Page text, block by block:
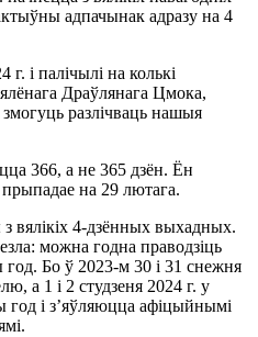
адпачынак адразу на 4
і палічылі на колькі
Драўлянага Цмока,
разлічваць нашыя
366, а не 365 дзён. Ён
на 29 лютага.
вялікіх 4-дзённых выхадных.
можна годна праводзіць
год. Бо ў 2023-м 30 і 31 снежня
а 1 і 2 студзеня 2024 г. у
і з’яўляюцца афіцыйнымі